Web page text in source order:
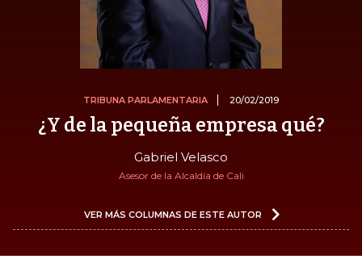
TRIBUNA PARLAMENTARIA 20/02/2019
¿Y de la pequeña empresa qué?
Gabriel Velasco
Asesor de la Alcaldía de Cali
VER MÁS COLUMNAS DE ESTE AUTOR